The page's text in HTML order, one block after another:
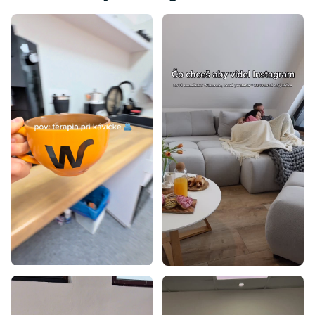
Jednolôžkové postele pre seniorov
Postele 80x200 s úložným priestorom
Postele 100x200 s úložným priestorom
Postele 120x200 s úložným priestorom
Jednofarebné postele
Postele s čelom
Postele z masívu 90x200
Biele postele 90x200
Postele dub sonoma 90x200
Študentské postele 90x200
Rohové postele 90x200
Postele s úložným priestorom a prístelkou